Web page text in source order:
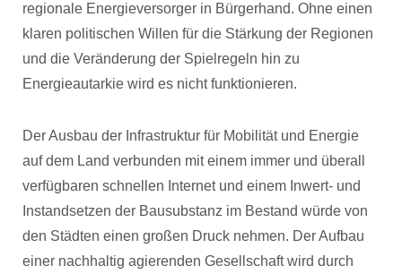
regionale Energieversorger in Bürgerhand. Ohne einen
klaren politischen Willen für die Stärkung der Regionen
und die Veränderung der Spielregeln hin zu
Energieautarkie wird es nicht funktionieren.
Der Ausbau der Infrastruktur für Mobilität und Energie
auf dem Land verbunden mit einem immer und überall
verfügbaren schnellen Internet und einem Inwert- und
Instandsetzen der Bausubstanz im Bestand würde von
den Städten einen großen Druck nehmen. Der Aufbau
einer nachhaltig agierenden Gesellschaft wird durch